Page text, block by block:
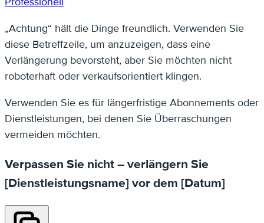
„Achtung“ hält die Dinge freundlich. Verwenden Sie
diese Betreffzeile, um anzuzeigen, dass eine
Verlängerung bevorsteht, aber Sie möchten nicht
roboterhaft oder verkaufsorientiert klingen.
Verwenden Sie es für längerfristige Abonnements oder
Dienstleistungen, bei denen Sie Überraschungen
vermeiden möchten.
Verpassen Sie nicht – verlängern Sie
[Dienstleistungsname] vor dem [Datum]